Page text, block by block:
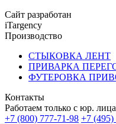
Сайт разработан
iTargency
Производство
СТЫКОВКА ЛЕНТ
ПРИВАРКА
ФУТЕРОВКА
Контакты
Работаем только с юр.
+7 (800) 777-71-98 +7 (495)